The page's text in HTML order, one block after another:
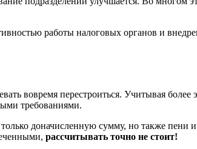
работы налоговых органов и
вовремя перестроиться. Учитывая
требованиями.
доначисленную сумму, но также пени
рассчитывать точно не стоит!